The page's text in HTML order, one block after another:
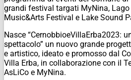
grandi festival targati MyNina,
Music&Arts Festival e Lake Sound
Nasce “CernobbioeVillaErba2023:
spettacolo” un nuovo grande
e artistico, ideato e promosso dal
Villa Erba, in collaborazione con il
AsLiCo e MyNina.